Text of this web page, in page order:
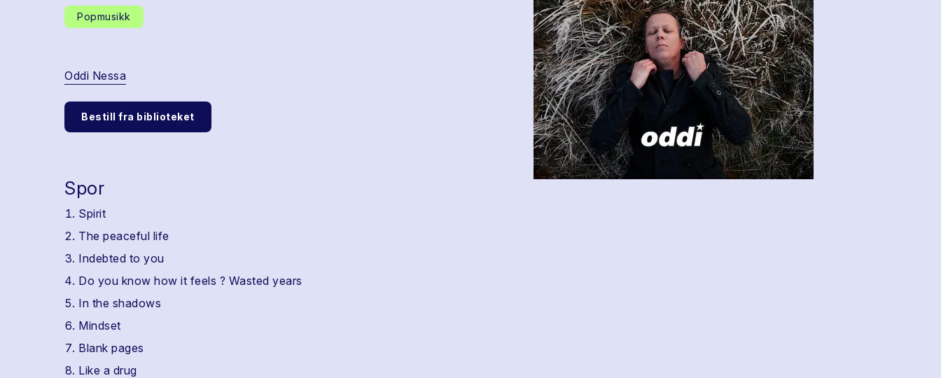
Popmusikk
Oddi Nessa
Bestill fra biblioteket
Spor
Spirit
The peaceful life
Indebted to you
Do you know how it feels ? Wasted years
In the shadows
Mindset
Blank pages
Like a drug